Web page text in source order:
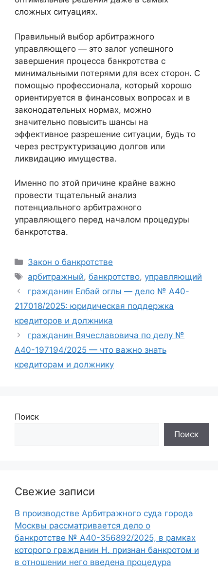
сложных ситуациях.
Правильный выбор арбитражного
управляющего — это залог успешного
завершения процесса банкротства с
минимальными потерями для всех сторон. С
помощью профессионала, который хорошо
ориентируется в финансовых вопросах и в
законодательных нормах, можно
значительно повысить шансы на
эффективное разрешение ситуации, будь то
через реструктуризацию долгов или
ликвидацию имущества.
Именно по этой причине крайне важно
провести тщательный анализ
потенциального арбитражного
управляющего перед началом процедуры
банкротства.
Рубрики
Закон о банкротстве
Метки
арбитражный,банкротство,управляющий
гражданин Елбай оглы — дело № А40-
217018/2025: юридическая поддержка
кредиторов и должника
гражданин Вячеславовича по делу №
А40-197194/2025 — что важно знать
кредиторам и должнику
Поиск
Поиск
Свежие записи
В производстве Арбитражного суда города
Москвы рассматривается дело о
банкротстве № А40-356892/2025, в рамках
которого гражданин Н. признан банкротом и
в отношении него введена процедура